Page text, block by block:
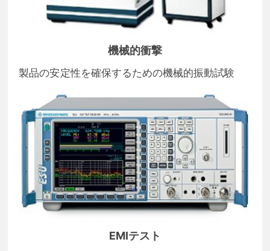
機械的衝撃
製品の安定性を確保するための機械的振動試験
EMIテスト